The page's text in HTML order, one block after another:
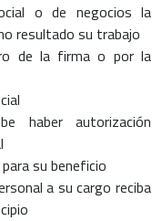
o de negocios la
resultado su trabajo
de la firma o por la
haber autorización
su beneficio
a su cargo reciba